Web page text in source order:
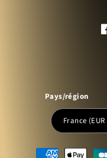
Pays/région
France (EUR
Moyens